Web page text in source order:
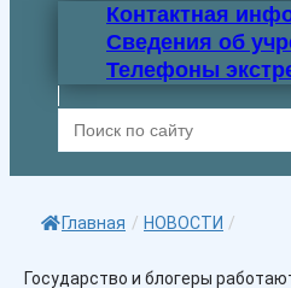
Контактная
Сведения об
Телефоны
for:
Главная / НОВОСТИ /
Государство и блогеры